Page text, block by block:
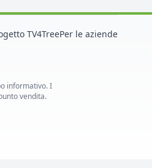
TV4TreePer le aziende
informativo. I
vendita.